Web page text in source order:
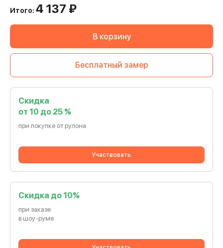
Итого: 4 137 ₽
В корзину
Бесплатный замер
Скидка
от 10 до 25 %
при покупке от рулона
Участвовать
Cкидка до 10%
при заказе
в шоу-руме